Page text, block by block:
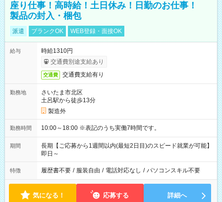
座り仕事！高時給！土日休み！日勤のお仕事！
製品の封入・梱包
派遣 ブランクOK WEB登録・面接OK
給与
時給1310円
交通費別途支給あり
交通費 交通費支給有り
勤務地
さいたま市北区
土呂駅から徒歩13分
製造外
勤務時間 10:00～18:00 ※表記のうち実働7時間です。
期間
長期【ご応募から1週間以内(最短2日目)のスピード就業が可能】
即日～
特徴 履歴書不要 / 服装自由 / 電話対応なし / パソコンスキル不要
気になる！ 応募する 詳細へ